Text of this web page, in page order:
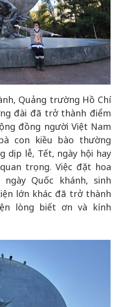
Quảng trường Hồ Chí
đài đã trở thành điểm
đồng người Việt Nam
con kiều bào thường
dịp lễ, Tết, ngày hội hay
trọng. Việc đặt hoa
Quốc khánh, sinh
lớn khác đã trở thành
lòng biết ơn và kính